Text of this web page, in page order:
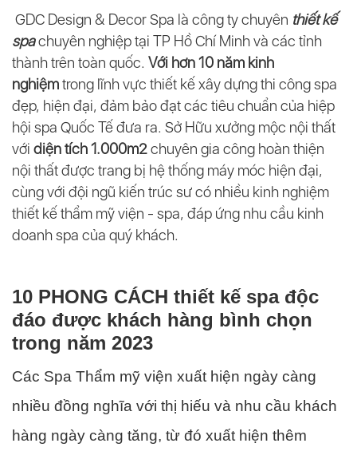
GDC Design & Decor Spa là công ty chuyên thiết kế
spachuyên nghiệp tại TP Hồ Chí Minh và các tỉnh
thành trên toàn quốc. Với hơn 10 năm kinh
nghiệmtrong lĩnh vực thiết kế xây dựng thi công spa
đẹp, hiện đại, đảm bảo đạt các tiêu chuẩn của hiệp
hội spa Quốc Tế đưa ra. Sở Hữu xưởng mộc nội thất
với diện tích 1.000m2chuyên gia công hoàn thiện
nội thất được trang bị hệ thống máy móc hiện đại,
cùng với đội ngũ kiến trúc sư có nhiều kinh nghiệm
thiết kế thẩm mỹ viện - spa, đáp ứng nhu cầu kinh
doanh spa của quý khách.
10 PHONG CÁCH thiết kế spa độc
đáo được khách hàng bình chọn
trong năm 2023
Các Spa Thẩm mỹ viện xuất hiện ngày càng
nhiều đồng nghĩa với thị hiếu và nhu cầu khách
hàng ngày càng tăng, từ đó xuất hiện thêm